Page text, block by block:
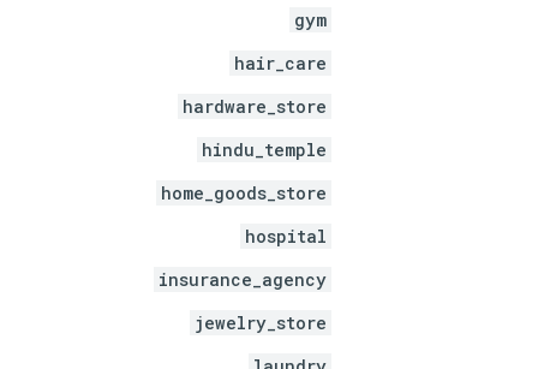
gym
hair_care
hardware_store
hindu_temple
home_goods_store
hospital
insurance_agency
jewelry_store